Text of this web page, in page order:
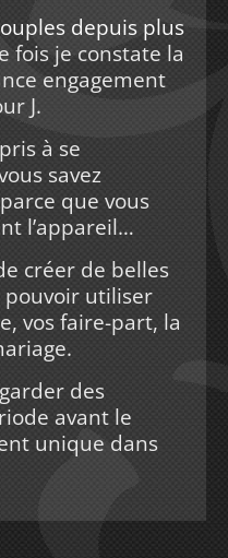
depuis plus
fois je constate la
engagement
J.
à se
savez
que vous
l’appareil…
créer de belles
pouvoir utiliser
vos faire-part, la
des
avant le
unique dans